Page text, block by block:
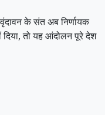
के संत अब निर्णायक
दिया, तो यह आंदोलन पूरे देश